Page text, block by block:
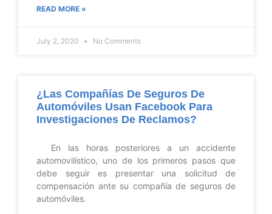
READ MORE »
July 2, 2020 No Comments
¿Las Compañías De Seguros De
Automóviles Usan Facebook Para
Investigaciones De Reclamos?
En las horas posteriores a un accidente
automovilístico, uno de los primeros pasos que
debe seguir es presentar una solicitud de
compensación ante su compañía de seguros de
automóviles.